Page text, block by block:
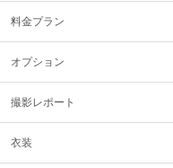
料金プラン
オプション
撮影レポート
衣装